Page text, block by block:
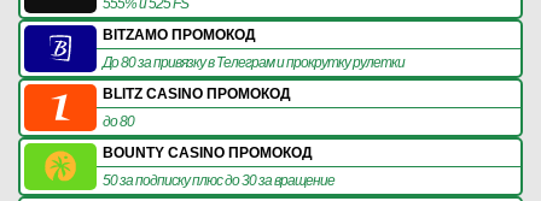
555% и 525 FS
BITZAMO ПРОМОКОД
До 80 за привязку в Телеграм и прокрутку рулетки
BLITZ CASINO ПРОМОКОД
до 80
BOUNTY CASINO ПРОМОКОД
50 за подписку плюс до 30 за вращение